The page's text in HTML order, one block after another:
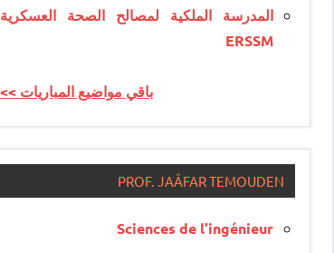
المدرسة الملكية لمصالح الصحة العسكرية
ERSSM
<< باقي مواضيع المباريات
PROF. JAÂFAR TEMOUDEN
Sciences de l’ingénieur